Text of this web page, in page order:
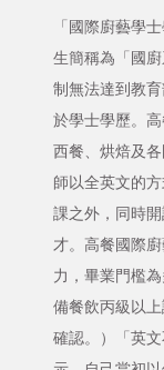
「國際廚藝學
生簡稱為「國
制無法達到教
於學士學歷。
西餐、烘焙及
師以全英文的
課之外，同時
才。高餐國際
力，畢業門檻
備餐飲丙級以
確認。）「英